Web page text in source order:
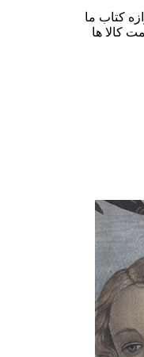
کتاب ما
کالا ها